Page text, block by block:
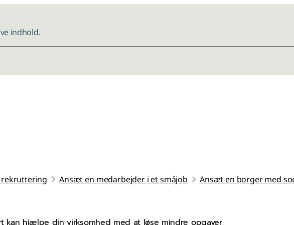
indhold.
Ansæt en medarbejder i et småjob Ansæt en borger med
kan hjælpe din virksomhed med at løse mindre opgaver.